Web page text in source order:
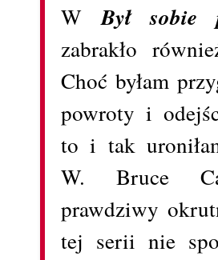
WBył sobie
zabrakło
Choć byłam
powroty i
to i tak
W. Bruce
prawdziwy
tej serii nie